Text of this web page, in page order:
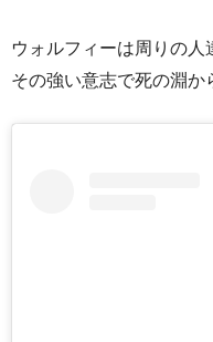
ウォルフィーは周りの人
その強い意志で死の淵か